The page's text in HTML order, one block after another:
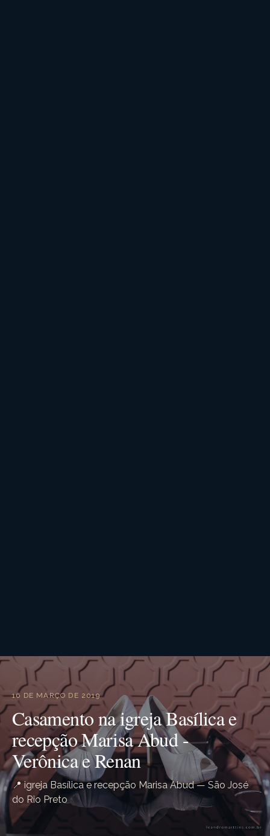
16 DE MARÇO DE 2019
Casamento na igreja Basílica e
recepção Marisa Abud -
Verônica e Renan
📍 igreja Basílica e recepção Marisa Abud — São José
do Rio Preto